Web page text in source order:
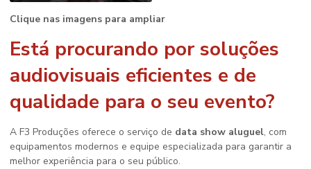
Clique nas imagens para ampliar
Está procurando por soluções
audiovisuais eficientes e de
qualidade para o seu evento?
A F3 Produções oferece o serviço de data show aluguel, com
equipamentos modernos e equipe especializada para garantir a
melhor experiência para o seu público.